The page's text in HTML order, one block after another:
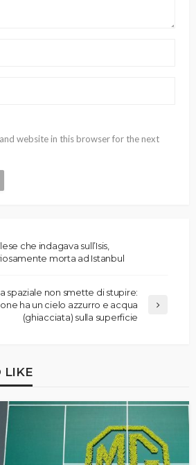
website in this browser for the next
che indagava sull’Isis,
morta ad Istanbul
spaziale non smette di stupire:
ha un cielo azzurro e acqua
(ghiacciata) sulla superficie
LIKE